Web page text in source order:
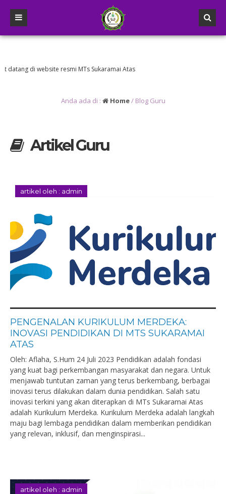
di website resmi MTs Sukaramai Atas
Anda ada di : Home/ Blog Guru
Artikel Guru
artikel oleh : admin
PENGENALAN KURIKULUM MERDEKA:
INOVASI PENDIDIKAN DI MTS SUKARAMAI
ATAS
Oleh: Aflaha, S.Hum 24 Juli 2023 Pendidikan adalah fondasi
yang kuat bagi perkembangan masyarakat dan negara. Untuk
menjawab tuntutan zaman yang terus berkembang, berbagai
inovasi terus dilakukan dalam dunia pendidikan. Salah satu
inovasi terkini yang akan diterapkan di MTs Sukaramai Atas
adalah Kurikulum Merdeka. Kurikulum Merdeka adalah langkah
maju bagi lembaga pendidikan dalam memberikan pendidikan
yang relevan, inklusif, dan menginspirasi...
artikel oleh : admin